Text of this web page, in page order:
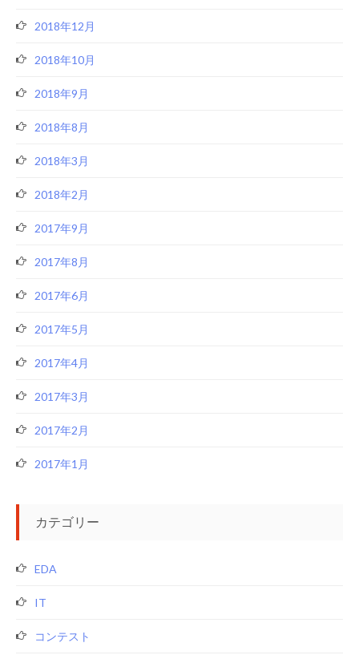
2018年12月
2018年10月
2018年9月
2018年8月
2018年3月
2018年2月
2017年9月
2017年8月
2017年6月
2017年5月
2017年4月
2017年3月
2017年2月
2017年1月
カテゴリー
EDA
IT
コンテスト